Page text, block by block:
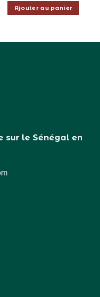
Ajouter au panier
sur le Sénégal en